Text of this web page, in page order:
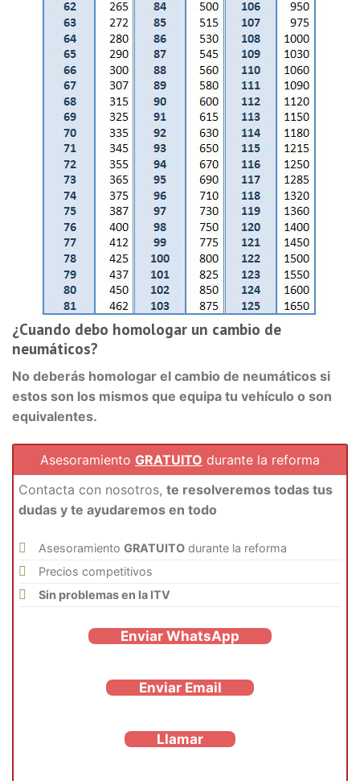
¿Cuando debo homologar un cambio de
neumáticos?
No deberás homologar el cambio de neumáticos si
estos son los mismos que equipa tu vehículo o son
equivalentes.
Asesoramiento GRATUITO durante la reforma
Contacta con nosotros,te resolveremos todas tus
dudas y te ayudaremos en todo
AsesoramientoGRATUITO durante la reforma
Precios competitivos
Sin problemas en la ITV
Enviar WhatsApp
Enviar Email
Llamar